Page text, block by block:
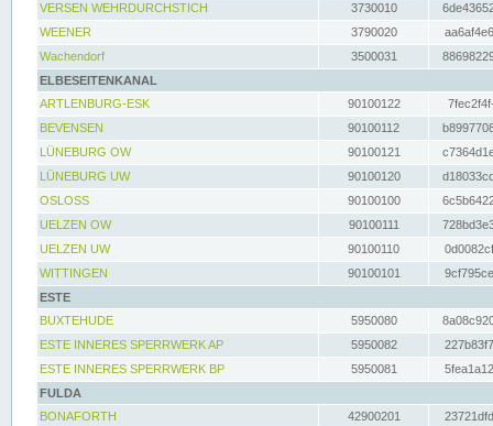
VERSEN WEHRDURCHSTICH
3730010
WEENER
3790020
Wachendorf
3500031
ELBESEITENKANAL
ARTLENBURG-ESK
90100122
BEVENSEN
90100112
LÜNEBURG OW
90100121
LÜNEBURG UW
90100120
OSLOSS
90100100
UELZEN OW
90100111
UELZEN UW
90100110
WITTINGEN
90100101
ESTE
BUXTEHUDE
5950080
ESTE INNERES SPERRWERK AP
5950082
ESTE INNERES SPERRWERK BP
5950081
FULDA
BONAFORTH
42900201